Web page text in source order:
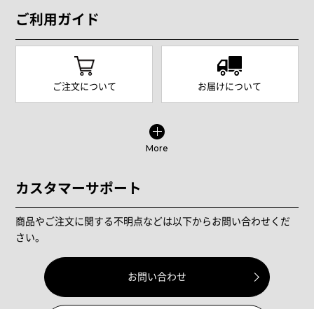
ご利用ガイド
ご注文について お届けについて
More
カスタマーサポート
商品やご注文に関する不明点などは以下からお問い合わせくだ
さい。
お問い合わせ